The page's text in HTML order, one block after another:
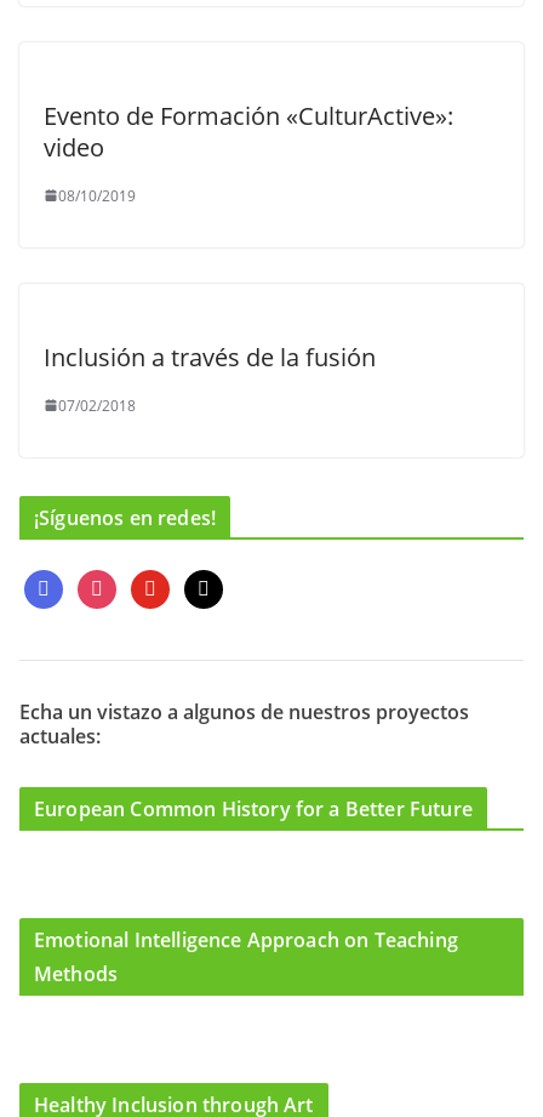
Evento de Formación «CulturActive»:
video
08/10/2019
Inclusión a través de la fusión
07/02/2018
¡Síguenos en redes!
f
a
e
o
o
i
n
t
g
r
m
y
o
t
b
m
a
l
Echa un vistazo a algunos de nuestros proyectos
actuales:
European Common History for a Better Future
Emotional Intelligence Approach on Teaching
Methods
Healthy Inclusion through Art